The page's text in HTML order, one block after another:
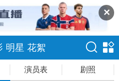
✕
明星 花絮
演员表 剧照